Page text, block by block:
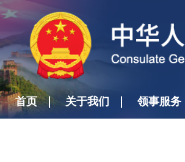
首页 关于我们 领事服务